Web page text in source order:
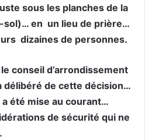
sous les planches de la
sol)… en un lieu de prière…
dizaines de personnes.
conseil d’arrondissement
délibéré de cette décision…
été mise au courant…
de sécurité qui ne